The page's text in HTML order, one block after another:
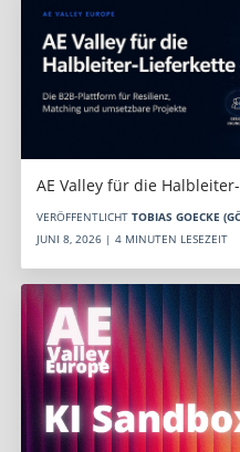
AE Valley für die
VERÖFFENTLICHT TOBIAS GOECKE
JUNI 8, 2026 | 4 MINUTEN LESEZEIT